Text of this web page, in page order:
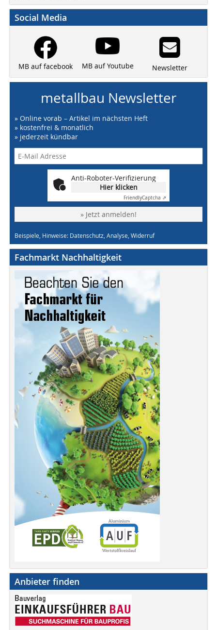
Social Media
MB auf facebook MB auf Youtube Newsletter
metallbau Newsletter
» Online vorab – Artikel im nächsten Heft
» kostenfrei & monatlich
» jederzeit kündbar
Anti-Roboter-Verifizierung
Hier klicken
FriendlyCaptcha ⇗
» Jetzt anmelden!
Beispiele, Hinweise: Datenschutz, Analyse, Widerruf
Fachmarkt Nachhaltigkeit
Anbieter finden